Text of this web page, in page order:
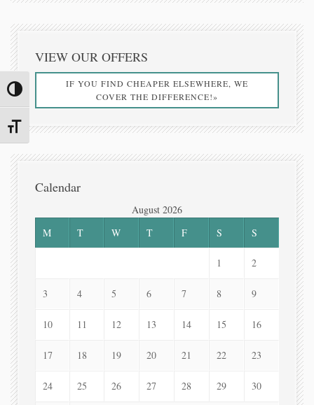
Toggle High Contrast
Toggle Font size
VIEW OUR OFFERS
IF YOU FIND CHEAPER ELSEWHERE, WE
COVER THE DIFFERENCE!»
Calendar
August 2026
M
T W T F S S
1 2
3 4 5 6 7 8 9
10 11 12 13 14 15 16
17 18 19 20 21 22 23
24 25 26 27 28 29 30